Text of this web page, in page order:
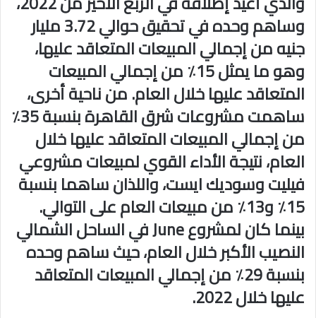
وساهم وحده في تحقيق حوالي 3.72 مليار
جنيه من إجمالي المبيعات المتعاقد عليها،
وهو ما يمثل 15٪ من إجمالي المبيعات
المتعاقد عليها خلال العام. من ناحية أخرى،
ساهمت مشروعات شرق القاهرة بنسبة 35٪
من إجمالي المبيعات المتعاقد عليها خلال
العام، نتيجة الأداء القوي لمبيعات مشروعي
فيليت وسوديك ايست، واللذان ساهما بنسبة
15٪ و13٪ من مبيعات العام على التوالي.
بينما كان لمشروع June في الساحل الشمالي
النصيب الأكبر خلال العام، حيث ساهم وحده
بنسبة 29٪ من إجمالي المبيعات المتعاقد
عليها خلال 2022.